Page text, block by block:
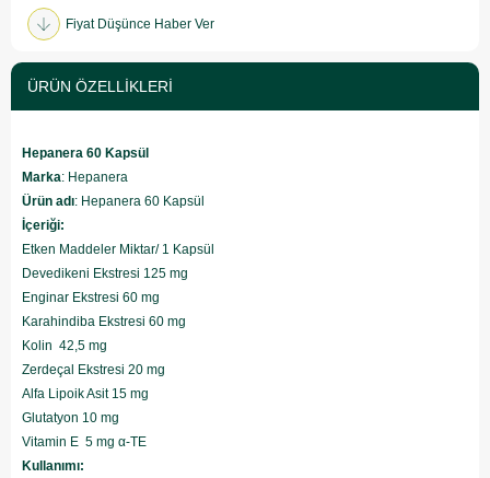
Fiyat Düşünce Haber Ver
ÜRÜN ÖZELLIKLERI
Hepanera 60 Kapsül
Marka: Hepanera
Ürün adı: Hepanera 60 Kapsül
İçeriği:
Etken Maddeler Miktar/ 1 Kapsül
Devedikeni Ekstresi 125 mg
Enginar Ekstresi 60 mg
Karahindiba Ekstresi 60 mg
Kolin 42,5 mg
Zerdeçal Ekstresi 20 mg
Alfa Lipoik Asit 15 mg
Glutatyon 10 mg
Vitamin E 5 mg α-TE
Kullanımı: